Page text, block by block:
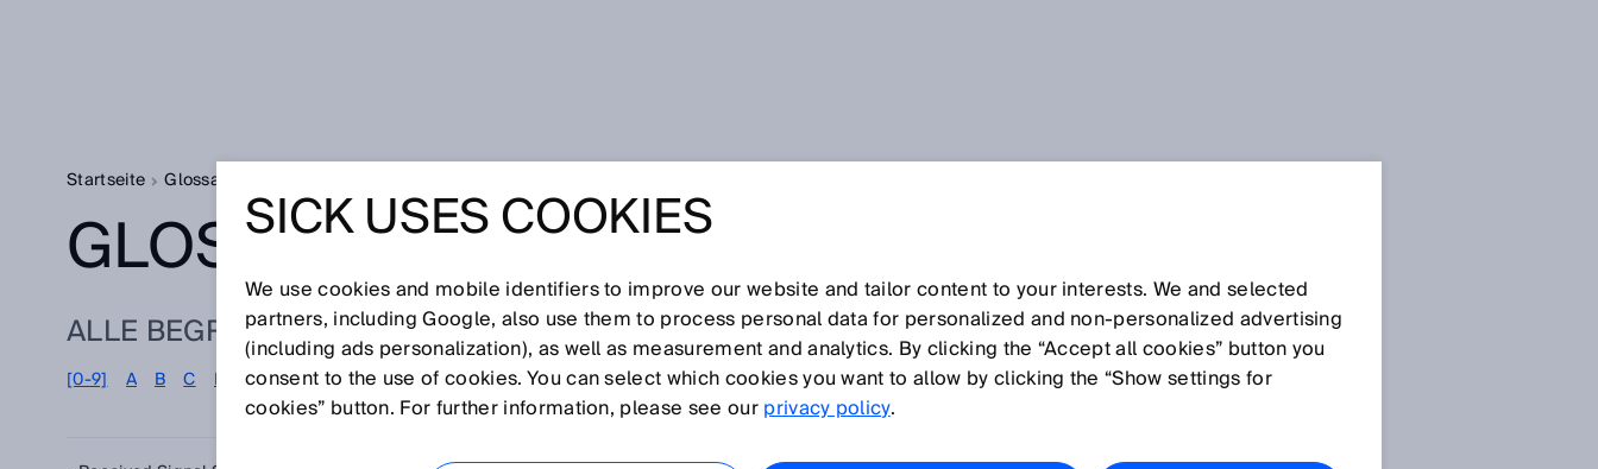
Startseite Glossar
GLOSSAR
ALLE BEGRIFFE ZU R
[0-9] A B C D E F G H I J K L M N O P Q R S T U V W X Y Z
SICK USES COOKIES
We use cookies and mobile identifiers to improve our website and tailor content to your interests. We and selected
partners, including Google, also use them to process personal data for personalized and non‑personalized advertising
(including ads personalization), as well as measurement and analytics. By clicking the “Accept all cookies” button you
consent to the use of cookies. You can select which cookies you want to allow by clicking the “Show settings for
cookies” button. For further information, please see ourprivacy policy.